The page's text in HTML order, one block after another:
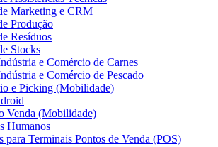
Marketing e CRM
Produção
Resíduos
Stocks
e Comércio de Carnes
e Comércio de Pescado
e Picking (Mobilidade)
Venda (Mobilidade)
Humanos
para Terminais Pontos de Venda (POS)